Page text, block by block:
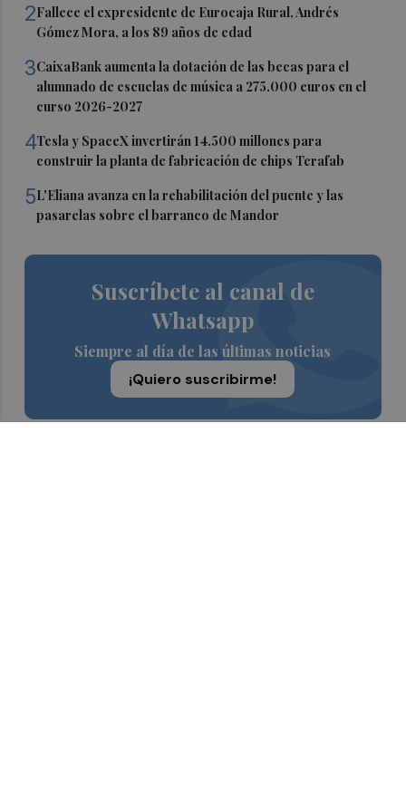
2Fallece el expresidente de Eurocaja Rural, Andrés
Gómez Mora, a los 89 años de edad
3CaixaBank aumenta la dotación de las becas para el
alumnado de escuelas de música a 275.000 euros en el
curso 2026-2027
4Tesla y SpaceX invertirán 14.500 millones para
construir la planta de fabricación de chips Terafab
5L'Eliana avanza en la rehabilitación del puente y las
pasarelas sobre el barranco de Mandor
Suscríbete al canal de
Whatsapp
Siempre al día de las últimas noticias
¡Quiero suscribirme!